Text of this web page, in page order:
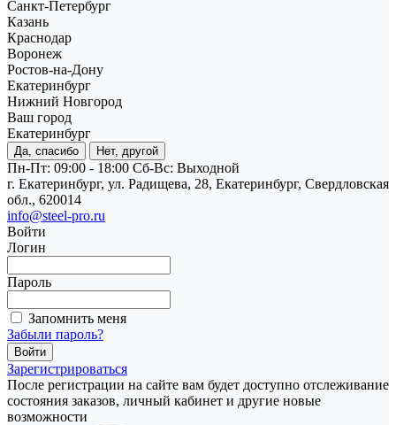
Санкт-Петербург
Казань
Краснодар
Воронеж
Ростов-на-Дону
Екатеринбург
Нижний Новгород
Ваш город
Екатеринбург
Да, спасибо Нет, другой
Пн-Пт: 09:00 - 18:00 Cб-Вс: Выходной
г. Екатеринбург, ул. Радищева, 28, Екатеринбург, Свердловская
обл., 620014
info@steel-pro.ru
Войти
Логин
Пароль
Запомнить меня
Забыли пароль?
Зарегистрироваться
После регистрации на сайте вам будет доступно отслеживание
состояния заказов, личный кабинет и другие новые
возможности